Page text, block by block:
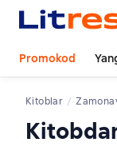
Promokod
Kitoblar